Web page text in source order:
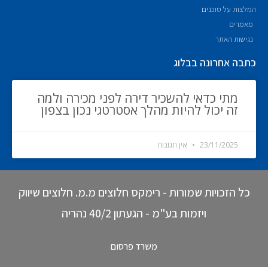
המלצות על סוכנים
מאמרים
נגישות האתר
כתבה אחרונה בבלוג
מתי כדאי להשכיר דירה לפני מכירה ולמה
זה יכול להיות מהלך אסטרטגי נכון בצפון
23/11/2025 אין תגובות
כל הזכויות שמורות - רימקס חלוצים מ.מ. חלוצים שיווק
ויזמות בע"מ - הגעתון 40/2 נהריה
משרד פרסום